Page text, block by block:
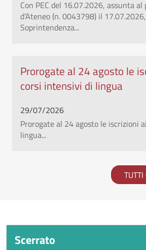
Con PEC del 16.07.2026, assunta
d’Ateneo (n. 0043798) il
Soprintendenza...
Prorogate al 24 agosto le
corsi intensivi di lingua
29/07/2026
Prorogate al 24 agosto le iscrizioni
lingua...
Scopri l'università
Scerrato